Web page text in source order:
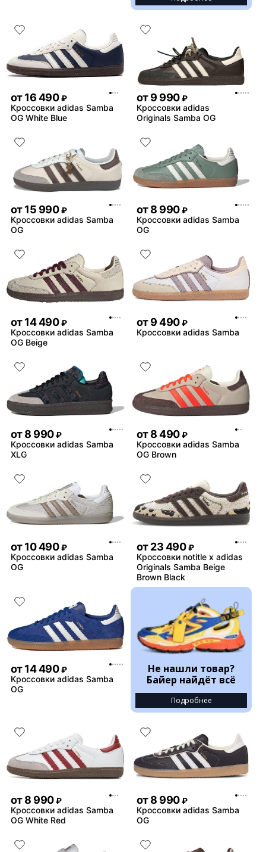
от16 490 ₽
Кроссовки adidas Samba
OG White Blue
от9 990 ₽
Кроссовки adidas
Originals Samba OG
от15 990 ₽
Кроссовки adidas Samba
OG
от8 990 ₽
Кроссовки adidas Samba
OG
от14 490 ₽
Кроссовки adidas Samba
OG Beige
от9 490 ₽
Кроссовки adidas Samba
от8 990 ₽
Кроссовки adidas Samba
XLG
от8 490 ₽
Кроссовки adidas Samba
OG Brown
от10 490 ₽
Кроссовки adidas Samba
OG
от23 490 ₽
Кроссовки notitle x adidas
Originals Samba Beige
Brown Black
от14 490 ₽
Кроссовки adidas Samba
OG
Не нашли товар?
Байер найдёт всё
Подробнее
от8 990 ₽
Кроссовки adidas Samba
OG White Red
от8 990 ₽
Кроссовки adidas Samba
OG